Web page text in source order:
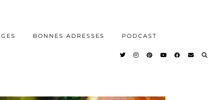
BONNES ADRESSES PODCAST